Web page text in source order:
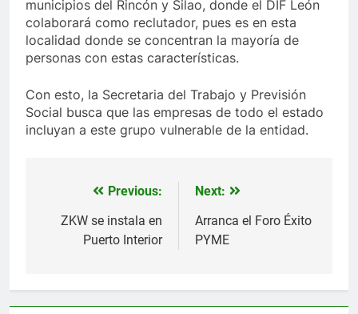
municipios del Rincón y Silao, donde el DIF León
colaborará como reclutador, pues es en esta
localidad donde se concentran la mayoría de
personas con estas características.
Con esto, la Secretaria del Trabajo y Previsión
Social busca que las empresas de todo el estado
incluyan a este grupo vulnerable de la entidad.
Navegación
de
Previous:
ZKW se instala en
Puerto Interior
Next:
Arranca el Foro Éxito
PYME